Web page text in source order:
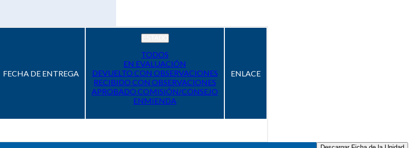
FECHA DE ENTREGA
TODOS
EN EVALUACIÓN
DEVUELTO CON OBSERVACIONES
RECIBIDO CON OBSERVACIONES
APROBADO COMISIÓN/CONSEJO
ENMIENDA
ENLACE